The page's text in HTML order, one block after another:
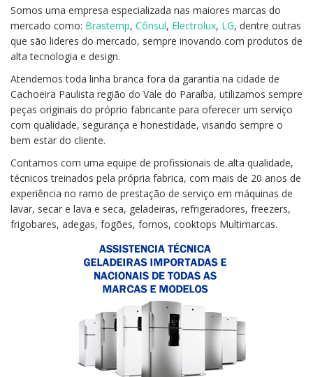
Somos uma empresa especializada nas maiores marcas do
mercado como: Brastemp, Cônsul, Electrolux, LG, dentre outras
que são lideres do mercado, sempre inovando com produtos de
alta tecnologia e design.
Atendemos toda linha branca fora da garantia na cidade de
Cachoeira Paulista região do Vale do Paraíba, utilizamos sempre
peças originais do próprio fabricante para oferecer um serviço
com qualidade, segurança e honestidade, visando sempre o
bem estar do cliente.
Contamos com uma equipe de profissionais de alta qualidade,
técnicos treinados pela própria fabrica, com mais de 20 anos de
experiência no ramo de prestação de serviço em máquinas de
lavar, secar e lava e seca, geladeiras, refrigeradores, freezers,
frigobares, adegas, fogões, fornos, cooktops Multimarcas.